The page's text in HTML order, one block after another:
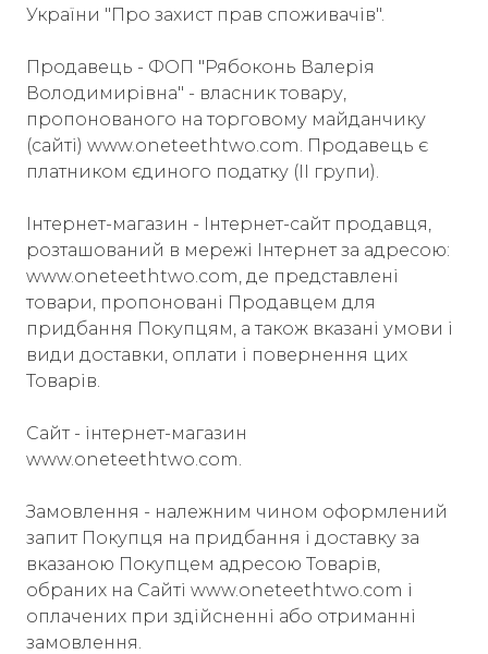
України "Про захист прав споживачів".
Продавець - ФОП "Рябоконь Валерія
Володимирівна" - власник товару,
пропонованого на торговому майданчику
(сайті) www.oneteethtwo.com. Продавець є
платником єдиного податку (II групи).
Інтернет-магазин - Інтернет-сайт продавця,
розташований в мережі Інтернет за адресою:
www.oneteethtwo.com, де представлені
товари, пропоновані Продавцем для
придбання Покупцям, а також вказані умови і
види доставки, оплати і повернення цих
Товарів.
Сайт - інтернет-магазин
www.oneteethtwo.com.
Замовлення - належним чином оформлений
запит Покупця на придбання і доставку за
вказаною Покупцем адресою Товарів,
обраних на Сайті www.oneteethtwo.com і
оплачених при здійсненні або отриманні
замовлення.